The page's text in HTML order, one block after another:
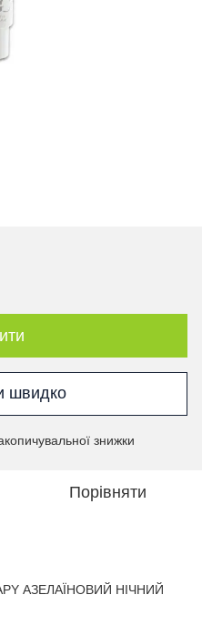
швидко
знижки
Порівняти
АЗЕЛАЇНОВИЙ НІЧНИЙ